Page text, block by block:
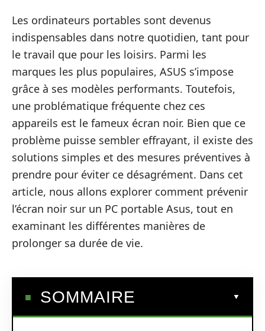
Les ordinateurs portables sont devenus
indispensables dans notre quotidien, tant pour
le travail que pour les loisirs. Parmi les
marques les plus populaires, ASUS s’impose
grâce à ses modèles performants. Toutefois,
une problématique fréquente chez ces
appareils est le fameux écran noir. Bien que ce
problème puisse sembler effrayant, il existe des
solutions simples et des mesures préventives à
prendre pour éviter ce désagrément. Dans cet
article, nous allons explorer comment prévenir
l’écran noir sur un PC portable Asus, tout en
examinant les différentes manières de
prolonger sa durée de vie.
SOMMAIRE